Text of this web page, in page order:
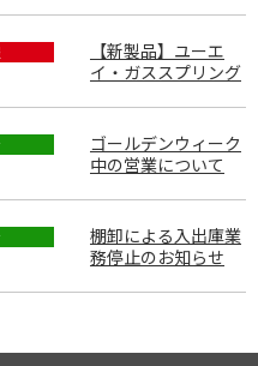
【新製品】ユーエ
イ・ガススプリング
ゴールデンウィーク
中の営業について
棚卸による入出庫業
務停止のお知らせ